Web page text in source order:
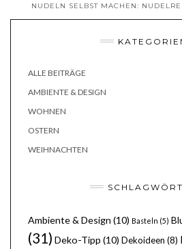
NUDELN SELBST MACHEN:
ALLE BEITRÄGE
AMBIENTE & DESIGN
WOHNEN
OSTERN
WEIHNACHTEN
Ambiente & Design (10) Basteln (5)
(31) Deko-Tipp (10) Dekoideen (8)